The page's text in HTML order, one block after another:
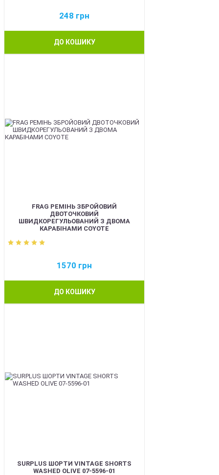
248 грн
ДО КОШИКУ
FRAG РЕМІНЬ ЗБРОЙОВИЙ
ДВОТОЧКОВИЙ
ШВИДКОРЕГУЛЬОВАНИЙ З ДВОМА
КАРАБІНАМИ COYOTE
1570 грн
ДО КОШИКУ
SURPLUS ШОРТИ VINTAGE SHORTS
WASHED OLIVE 07-5596-01